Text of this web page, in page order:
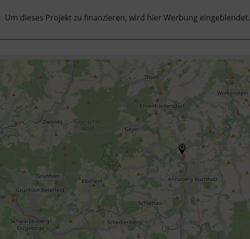
Um dieses Projekt zu finanzieren, wird hier Werbung eingeblendet.